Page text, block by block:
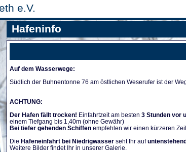
e.V.
Hafeninfo
Auf dem Wasserwege:
Südlich der Buhnentonne 76 am östlichen Weserufer ist der
ACHTUNG:
Der Hafen fällt trocken! Einfahrtzeit am besten 3 Stunden vor
einem Tiefgang bis 1,40m (ohne Gewähr)
Bei tiefer gehenden Schiffen empfehlen wir einen kürzeren
Die Hafeneinfahrt bei Niedrigwasser seht Ihr auf
Weitere Bilder findet Ihr in unserer Galerie.